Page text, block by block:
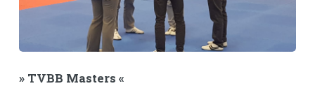
» TVBB Masters «